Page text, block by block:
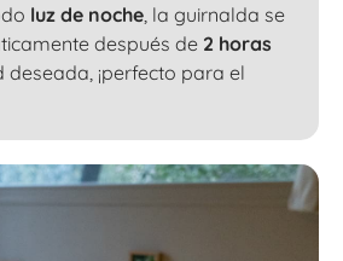
luz de noche , la guirnalda se
después de 2 horas
deseada, ¡perfecto para el